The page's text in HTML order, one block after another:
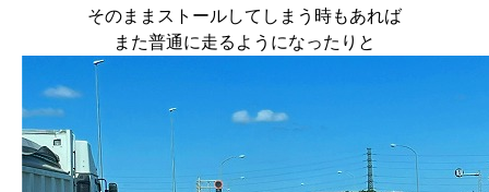
そのままストールしてしまう時もあれば
また普通に走るようになったりと